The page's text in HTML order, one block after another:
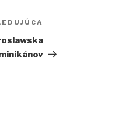
článok